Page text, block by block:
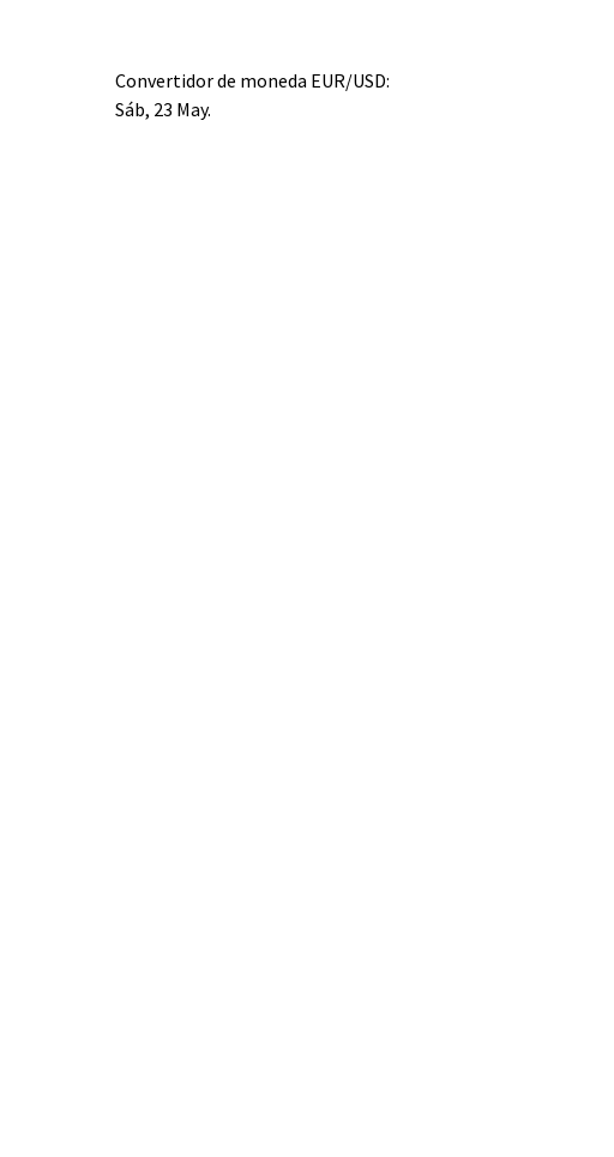
Convertidor de moneda EUR/USD:
Sáb, 23 May.